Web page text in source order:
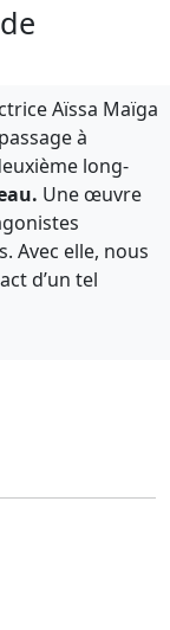
Aïssa Maïga
à
long-
Une œuvre
Avec elle, nous
d’un tel